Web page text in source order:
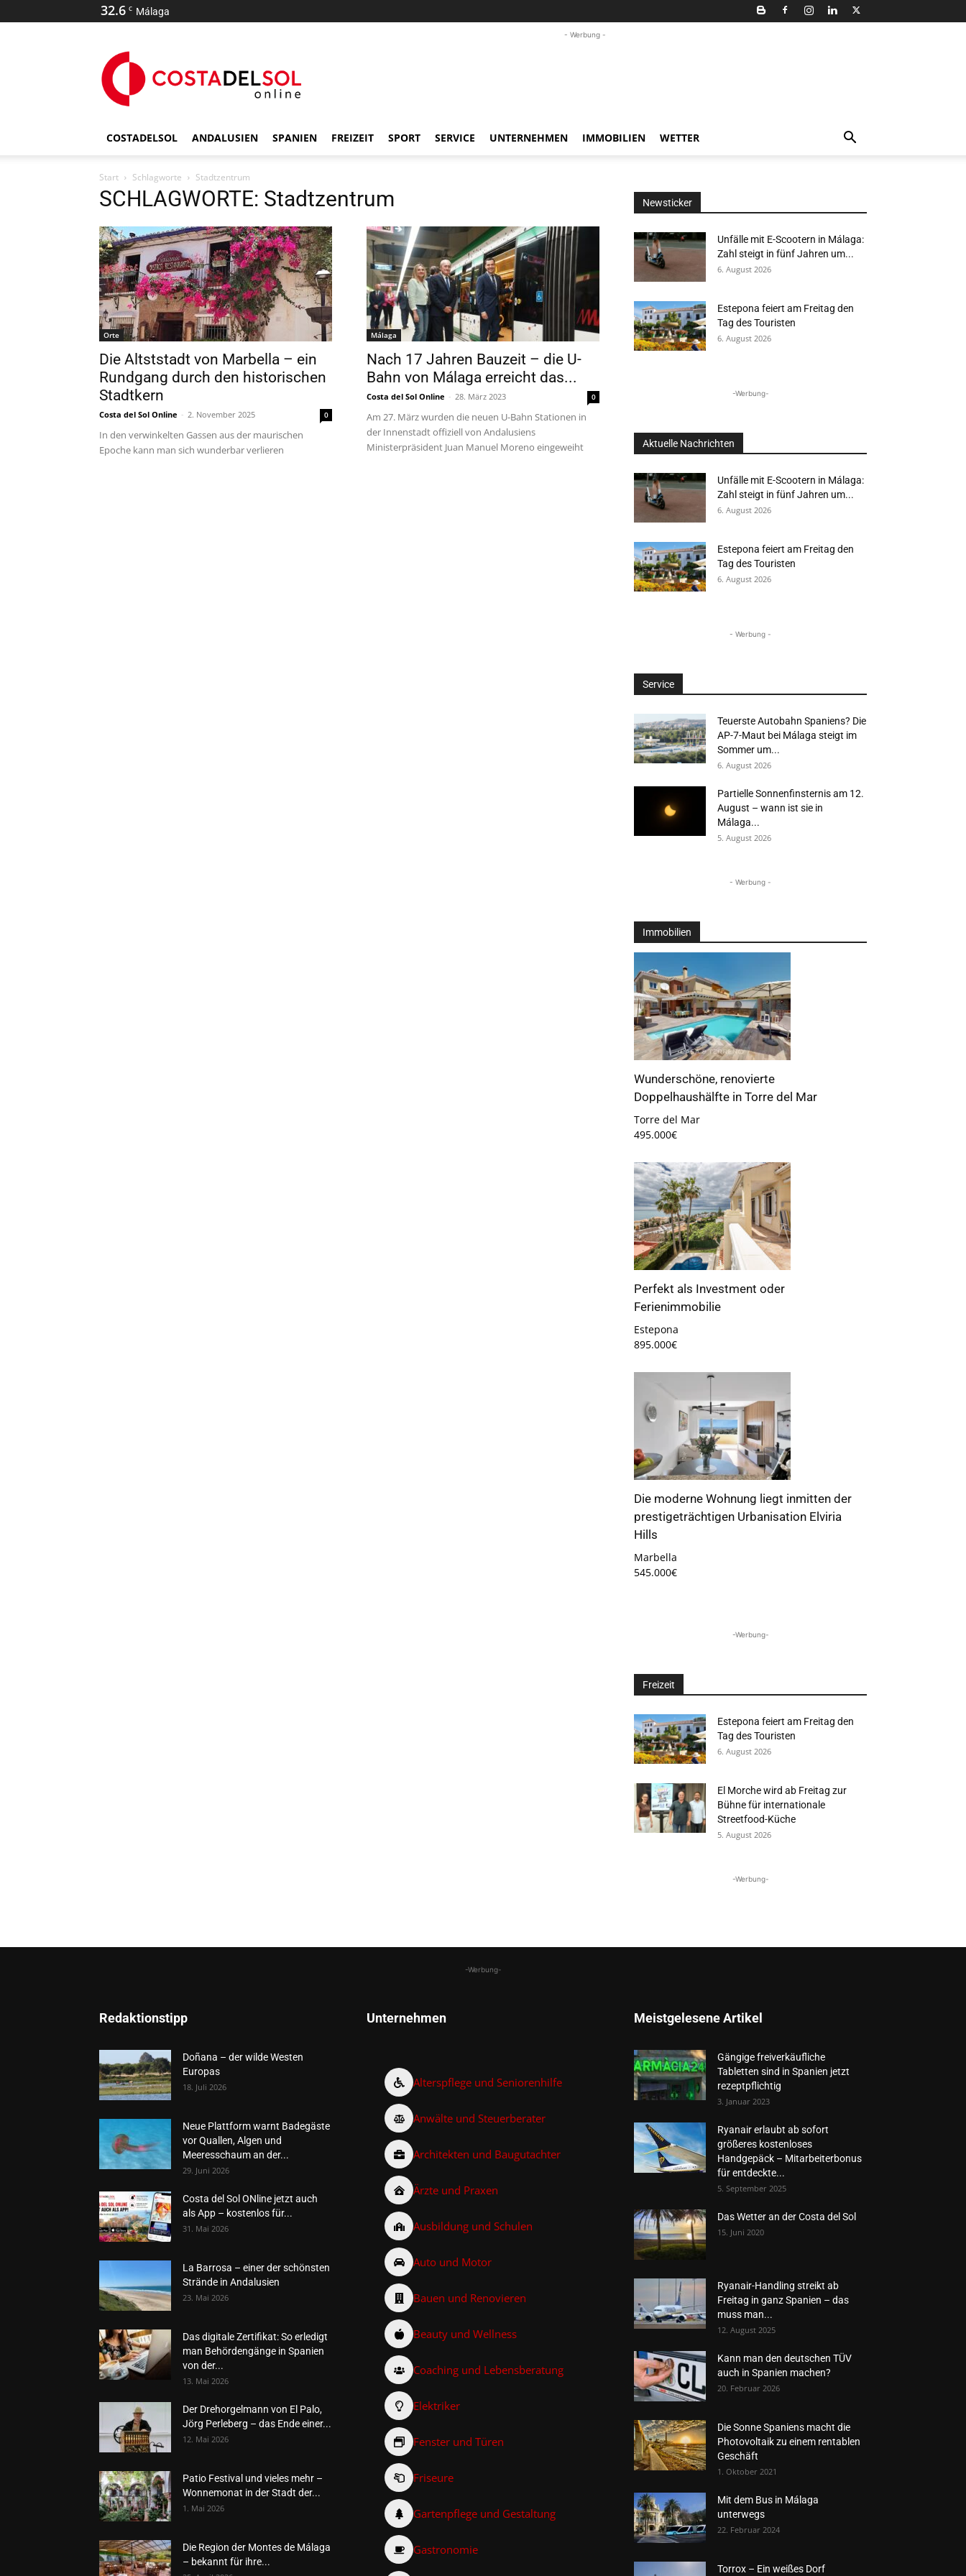
32.6 C Málaga
- Werbung -
COSTADELSOL ANDALUSIEN SPANIEN FREIZEIT SPORT SERVICE UNTERNEHMEN IMMOBILIEN WETTER
Start Schlagworte Stadtzentrum
SCHLAGWORTE: Stadtzentrum
Orte
Die Altststadt von Marbella – ein
Rundgang durch den historischen
Stadtkern
Costa del Sol Online - 2. November 2025 0
In den verwinkelten Gassen aus der maurischen
Epoche kann man sich wunderbar verlieren
Málaga
Nach 17 Jahren Bauzeit – die U-
Bahn von Málaga erreicht das...
Costa del Sol Online - 28. März 2023 0
Am 27. März wurden die neuen U-Bahn Stationen in
der Innenstadt offiziell von Andalusiens
Ministerpräsident Juan Manuel Moreno eingeweiht
Newsticker
Unfälle mit E-Scootern in Málaga:
Zahl steigt in fünf Jahren um...
6. August 2026
Estepona feiert am Freitag den
Tag des Touristen
6. August 2026
-Werbung-
Aktuelle Nachrichten
Unfälle mit E-Scootern in Málaga:
Zahl steigt in fünf Jahren um...
6. August 2026
Estepona feiert am Freitag den
Tag des Touristen
6. August 2026
- Werbung -
Service
Teuerste Autobahn Spaniens? Die
AP-7-Maut bei Málaga steigt im
Sommer um...
6. August 2026
Partielle Sonnenfinsternis am 12.
August – wann ist sie in
Málaga...
5. August 2026
- Werbung -
Immobilien
Wunderschöne, renovierte
Doppelhaushälfte in Torre del Mar
Torre del Mar
495.000€
Perfekt als Investment oder
Ferienimmobilie
Estepona
895.000€
Die moderne Wohnung liegt inmitten der
prestigeträchtigen Urbanisation Elviria
Hills
Marbella
545.000€
-Werbung-
Freizeit
Estepona feiert am Freitag den
Tag des Touristen
6. August 2026
El Morche wird ab Freitag zur
Bühne für internationale
Streetfood-Küche
5. August 2026
-Werbung-
-Werbung-
Redaktionstipp
Doñana – der wilde Westen
Europas
18. Juli 2026
Neue Plattform warnt Badegäste
vor Quallen, Algen und
Meeresschaum an der...
29. Juni 2026
Costa del Sol ONline jetzt auch
als App – kostenlos für...
31. Mai 2026
La Barrosa – einer der schönsten
Strände in Andalusien
23. Mai 2026
Das digitale Zertifikat: So erledigt
man Behördengänge in Spanien
von der...
13. Mai 2026
Der Drehorgelmann von El Palo,
Jörg Perleberg – das Ende einer...
12. Mai 2026
Patio Festival und vieles mehr –
Wonnemonat in der Stadt der...
1. Mai 2026
Die Region der Montes de Málaga
– bekannt für ihre...
Unternehmen
Alterspflege und Seniorenhilfe
Anwälte und Steuerberater
Architekten und Baugutachter
Ärzte und Praxen
Ausbildung und Schulen
Auto und Motor
Bauen und Renovieren
Beauty und Wellness
Coaching und Lebensberatung
Elektriker
Fenster und Türen
Friseure
Gartenpflege und Gestaltung
Gastronomie
Meistgelesene Artikel
Gängige freiverkäufliche
Tabletten sind in Spanien jetzt
rezeptpflichtig
3. Januar 2023
Ryanair erlaubt ab sofort
größeres kostenloses
Handgepäck – Mitarbeiterbonus
für entdeckte...
5. September 2025
Das Wetter an der Costa del Sol
15. Juni 2020
Ryanair-Handling streikt ab
Freitag in ganz Spanien – das
muss man...
12. August 2025
Kann man den deutschen TÜV
auch in Spanien machen?
20. Februar 2026
Die Sonne Spaniens macht die
Photovoltaik zu einem rentablen
Geschäft
1. Oktober 2021
Mit dem Bus in Málaga
unterwegs
22. Februar 2024
Torrox – Ein weißes Dorf